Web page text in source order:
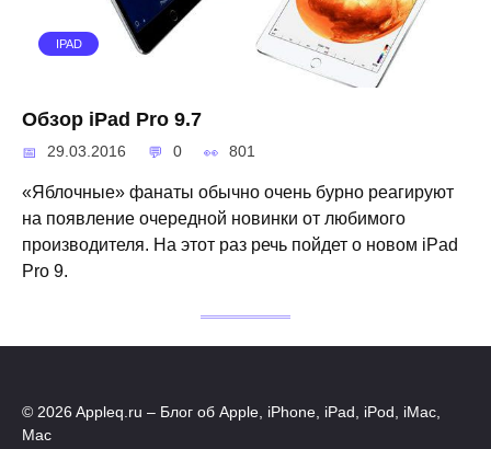
IPAD
Обзор iPad Pro 9.7
29.03.2016 0 801
«Яблочные» фанаты обычно очень бурно реагируют
на появление очередной новинки от любимого
производителя. На этот раз речь пойдет о новом iPad
Pro 9.
© 2026 Appleq.ru – Блог об Apple, iPhone, iPad, iPod, iMac,
Mac